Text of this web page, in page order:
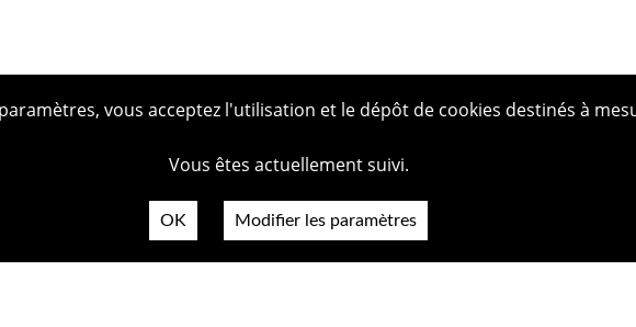
vous acceptez l'utilisation et le dépôt de cookies destinés à
Vous êtes actuellement suivi.
OK Modifier les paramètres